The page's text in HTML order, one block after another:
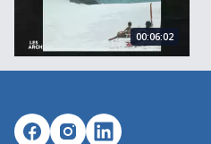
00:06:02